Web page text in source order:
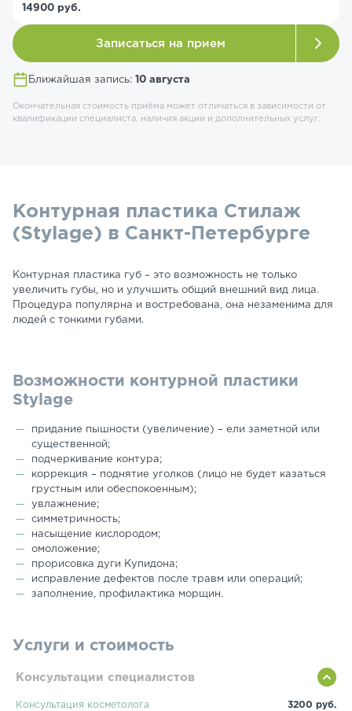
Ближайшая запись: 10 августа
14900 руб.
Записаться на прием
Окончательная стоимость приёма может отличаться в зависимости от
квалификации специалиста, наличия акции и дополнительных услуг.
Контурная пластика Стилаж
(Stylage) в Санкт-Петербурге
Контурная пластика губ – это возможность не только
увеличить губы, но и улучшить общий внешний вид лица.
Процедура популярна и востребована, она незаменима для
людей с тонкими губами.
Возможности контурной пластики
Stylage
придание пышности (увеличение) – ели заметной или
существенной;
подчеркивание контура;
коррекция – поднятие уголков (лицо не будет казаться
грустным или обеспокоенным);
увлажнение;
симметричность;
насыщение кислородом;
омоложение;
прорисовка дуги Купидона;
исправление дефектов после травм или операций;
заполнение, профилактика морщин.
Услуги и стоимость
Консультации специалистов
Консультация косметолога 3200 руб.